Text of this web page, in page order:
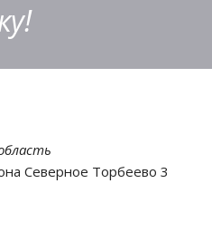
Северное Торбеево 3